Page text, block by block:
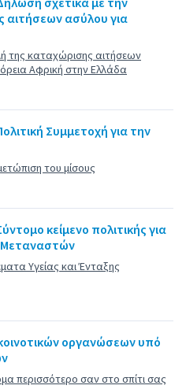
αιτήσεων ασύλου για
της καταχώρισης αιτήσεων
Αφρική στην Ελλάδα
Συμμετοχή για την
του μίσους
κείμενο πολιτικής για
Μεταναστών
Υγείας και Ένταξης
οργανώσεων υπό
περισσότερο σαν στο σπίτι σας